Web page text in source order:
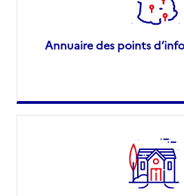
Annuaire des points